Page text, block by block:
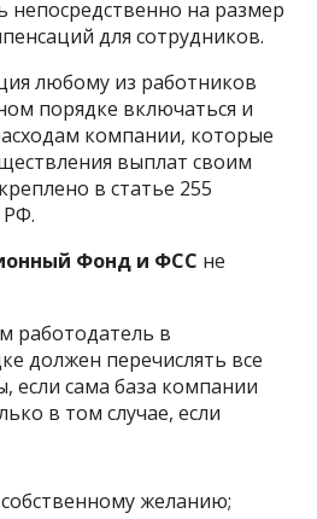
непосредственно на размер
для сотрудников.
любому из работников
порядке включаться и
компании, которые
выплат своим
в статье 255
РФ.
Фонд и ФСС не
работодатель в
должен перечислять все
если сама база компании
в том случае, если
желанию;